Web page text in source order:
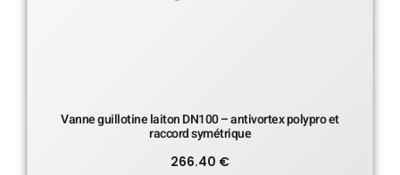
Vanne guillotine laiton DN100 – antivortex polypro et
raccord symétrique
266.40 €